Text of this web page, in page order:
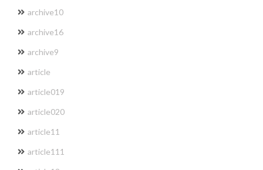
archive10
archive16
archive9
article
article019
article020
article11
article111